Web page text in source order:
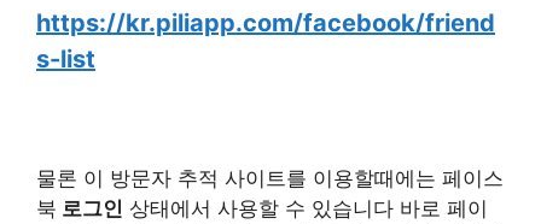
https://kr.piliapp.com/facebook/friend
s-list
물론 이 방문자 추적 사이트를 이용할때에는 페이스
북 로그인 상태에서 사용할 수 있습니다 바로 페이